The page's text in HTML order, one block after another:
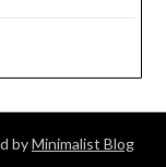
byMinimalist Blog